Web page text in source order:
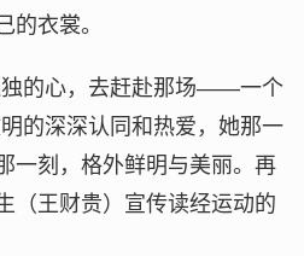
的衣裳。
独的心，去赶赴那场——一个
的深深认同和热爱，她那一
一刻，格外鲜明与美丽。再
（王财贵）宣传读经运动的